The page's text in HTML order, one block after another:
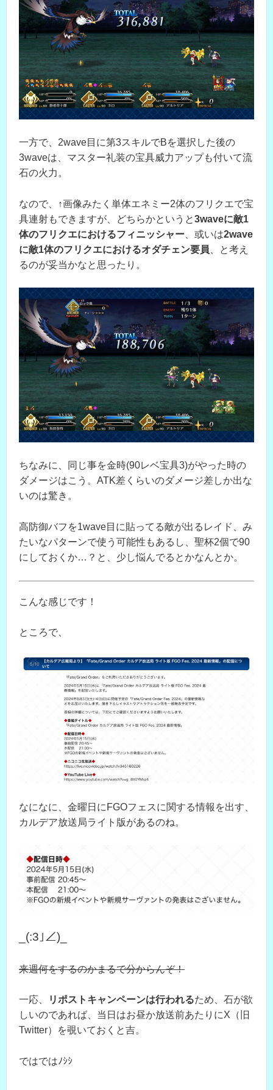
一方で、2wave目に第3スキルでBを選択した後の
3waveは、マスター礼装の宝具威力アップも付いて流
石の火力。
なので、↑画像みたく単体エネミー2体のフリクエで宝
具連射もできますが、どちらかというと3waveに敵1
体のフリクエにおけるフィニッシャー 、或いは2wave
に敵1体のフリクエにおけるオダチェン要員 、と考え
るのが妥当かなと思ったり。
ちなみに、同じ事を金時(90レベ宝具3)がやった時の
ダメージはこう。ATK差くらいのダメージ差しか出な
いのは驚き。
高防御バフを1wave目に貼ってる敵が出るレイド、み
たいなパターンで使う可能性もあるし、聖杯2個で90
にしておくか…？と、少し悩んでるとかなんとか。
こんな感じです！
ところで、
なになに、金曜日にFGOフェスに関する情報を出す、
カルデア放送局ライト版があるのね。
_(:3｣∠)_
来週何をするのかまるで分からんぞ！
一応、 リポストキャンペーンは行われるため、石が欲
しいのであれば、当日はお昼か放送前あたりにX（旧
Twitter）を覗いておくと吉。
ではではﾉｼｼ